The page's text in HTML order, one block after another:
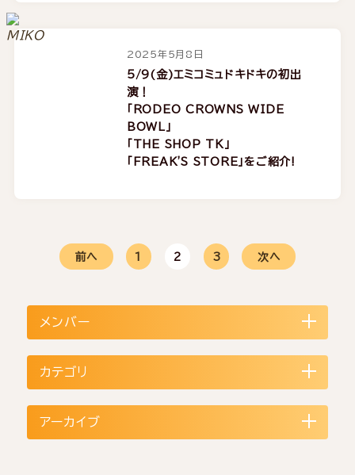
2025年5月8日
5/9(金)エミコミュドキドキの初出
演！
「RODEO CROWNS WIDE
BOWL」
「THE SHOP TK」
「FREAK'S STORE」をご紹介!
前へ 1 2 3 次へ
メンバー
カテゴリ
アーカイブ